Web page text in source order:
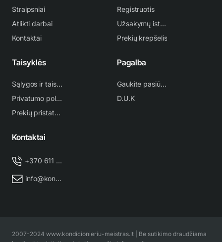
Straipsniai
Atlikti darbai
Kontaktai
Registruotis
Užsakymų istorija
Prekių krepšelis
Taisyklės
Sąlygos ir taisyklės
Privatumo politika
Prekių pristatymas
Pagalba
Gaukite pasiūlymą
D.U.K
Kontaktai
+370 611 38 500
info@kondicionieriu-meistras.lt
2007-2024 www.kondicionieriu-meistras.lt | Be sutikimo draudžiama